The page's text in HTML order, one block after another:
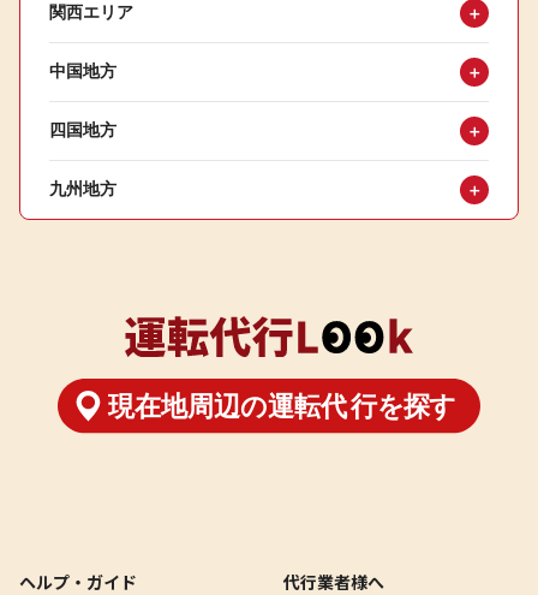
関西エリア ＋
中国地方 ＋
四国地方 ＋
九州地方 ＋
ヘルプ・ガイド 代行業者様へ